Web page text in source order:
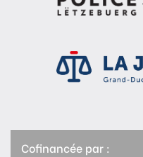
Cofinancée par :